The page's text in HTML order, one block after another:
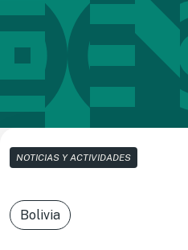
NOTICIAS Y ACTIVIDADES
Bolivia